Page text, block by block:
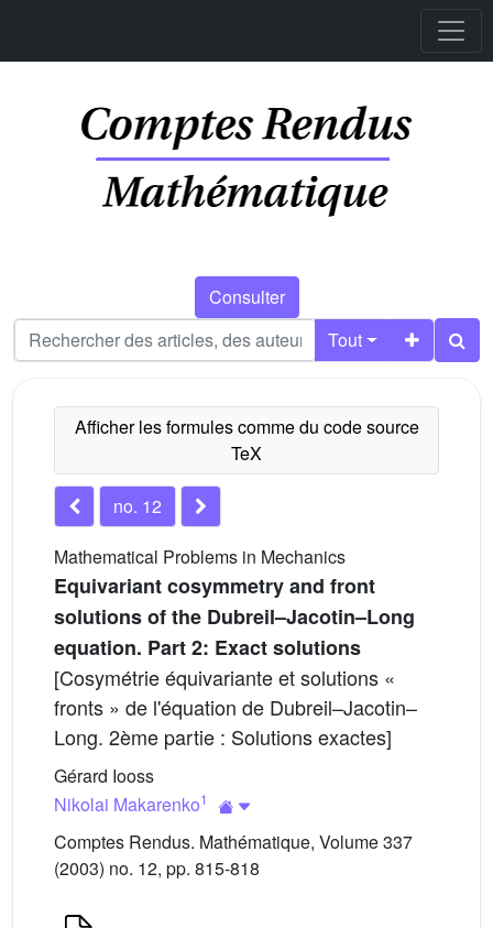
Consulter
Tout
no. 12
Mathematical Problems in Mechanics
Equivariant cosymmetry and front
solutions of the Dubreil–Jacotin–Long
equation. Part 2: Exact solutions
[Cosymétrie équivariante et solutions «
fronts » de l'équation de Dubreil–Jacotin–
Long. 2ème partie : Solutions exactes]
Gérard Iooss
Nikolai Makarenko1
Comptes Rendus. Mathématique, Volume 337
(2003) no. 12, pp. 815-818